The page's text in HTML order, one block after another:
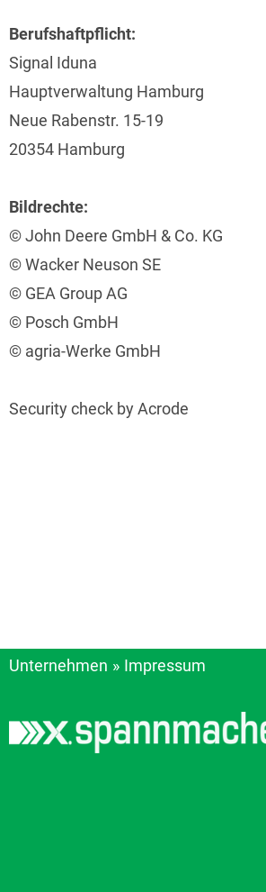
Berufshaftpflicht:
Signal Iduna
Hauptverwaltung Hamburg
Neue Rabenstr. 15-19
20354 Hamburg
Bildrechte:
© John Deere GmbH & Co. KG
© Wacker Neuson SE
© GEA Group AG
© Posch GmbH
© agria-Werke GmbH
Security check by Acrode
Unternehmen Impressum